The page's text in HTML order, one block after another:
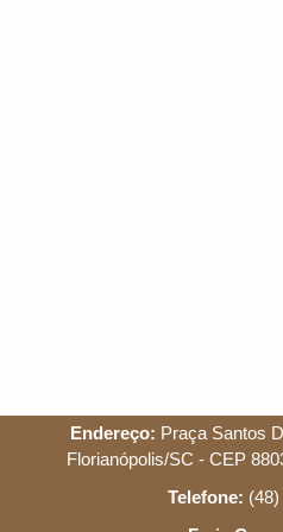
Endereço: Praça Santos
Florianópolis/SC - CEP
Telefone: